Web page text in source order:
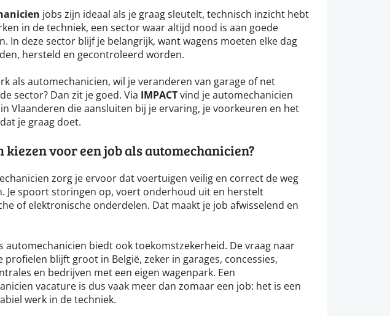
jobs zijn ideaal als je graag sleutelt, technisch inzicht hebt
in de techniek, een sector waar altijd nood is aan goede
In deze sector blijf je belangrijk, want wagens moeten elke dag
hersteld en gecontroleerd worden.
als automechanicien, wil je veranderen van garage of net
sector? Dan zit je goed. Via IMPACTvind je automechanicien
Vlaanderen die aansluiten bij je ervaring, je voorkeuren en het
je graag doet.
kiezen voor een job als automechanicien?
zorg je ervoor dat voertuigen veilig en correct de weg
Je spoort storingen op, voert onderhoud uit en herstelt
of elektronische onderdelen. Dat maakt je job afwisselend en
automechanicien biedt ook toekomstzekerheid. De vraag naar
profielen blijft groot in België, zeker in garages, concessies,
en bedrijven met een eigen wagenpark. Een
vacature is dus vaak meer dan zomaar een job: het is een
werk in de techniek.